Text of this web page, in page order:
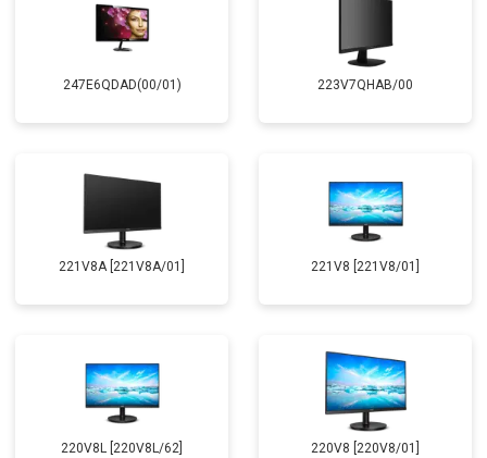
247E6QDAD(00/01) 223V7QHAB/00
221V8A [221V8A/01] 221V8 [221V8/01]
220V8L [220V8L/62] 220V8 [220V8/01]